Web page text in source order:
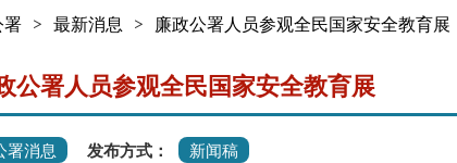
署 > 最新消息 > 廉政公署人员参观全民国家安全教育展
公署人员参观全民国家安全教育展
署消息 发布方式： 新闻稿